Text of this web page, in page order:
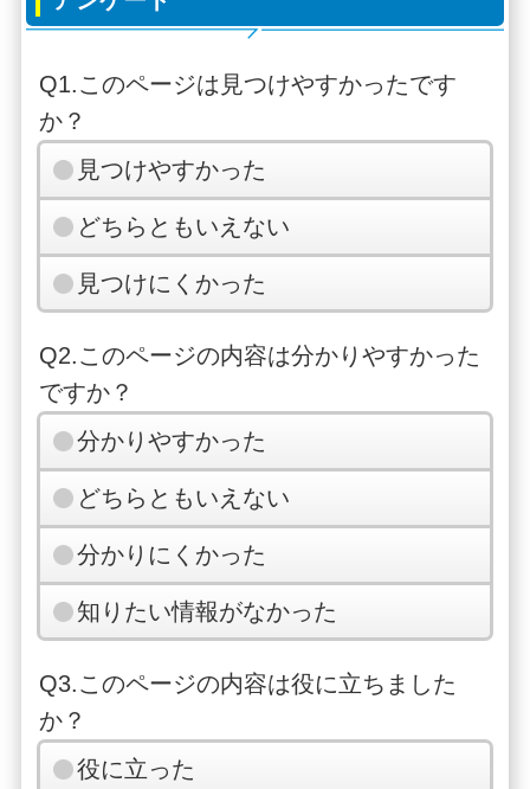
Q1.このページは見つけやすかったです
か？
見つけやすかった
どちらともいえない
見つけにくかった
Q2.このページの内容は分かりやすかった
ですか？
分かりやすかった
どちらともいえない
分かりにくかった
知りたい情報がなかった
Q3.このページの内容は役に立ちました
か？
役に立った